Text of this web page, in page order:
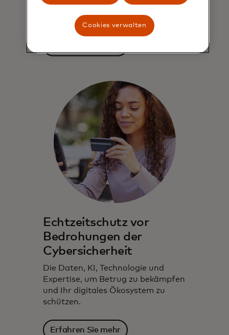
neuesten Trends, um Ihr Wachstum
voranzutreiben.
Echtzeitschutz vor
Bedrohungen der
Cybersicherheit
Die Daten, KI, Technologie und
Expertise, um Betrug zu bekämpfen
und Ihr digitales Ökosystem zu
schützen.
Erfahren Sie mehr
Cookies verwalten